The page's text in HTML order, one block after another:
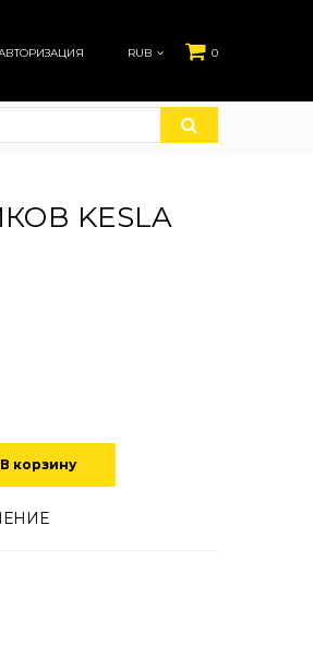
0
RUB
KESLA
В корзину